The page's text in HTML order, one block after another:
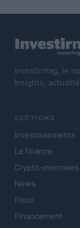
Investirmag, le
Insights,
SECTIONS
Investissements
La finance
Crypto-monnaies
News
Fisco
Financement